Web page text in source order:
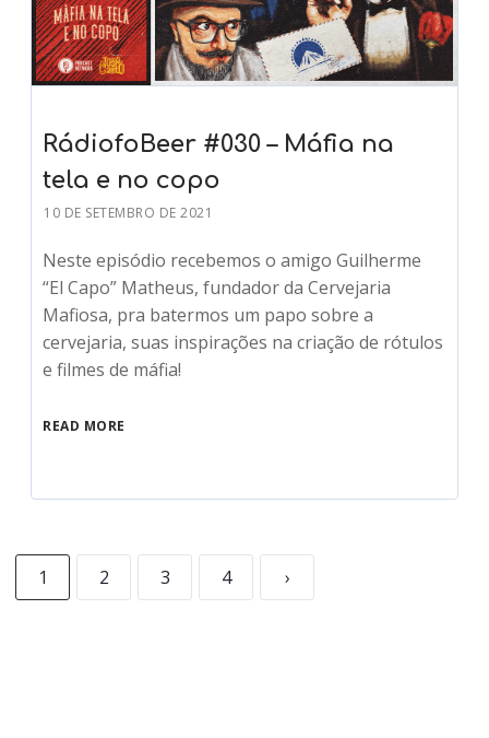
RádiofoBeer #030 – Máfia na
tela e no copo
10 DE SETEMBRO DE 2021
Neste episódio recebemos o amigo Guilherme
“El Capo” Matheus, fundador da Cervejaria
Mafiosa, pra batermos um papo sobre a
cervejaria, suas inspirações na criação de rótulos
e filmes de máfia!
READ MORE
1 2 3 4 ›